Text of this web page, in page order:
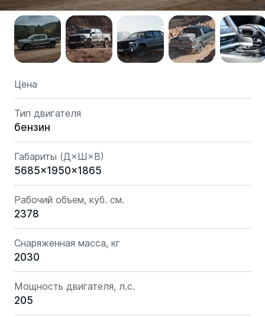
Цена
Тип двигателя
бензин
Габариты (Д×Ш×В)
5685x1950x1865
Рабочий объем, куб. см.
2378
Снаряженная масса, кг
2030
Мощность двигателя, л.с.
205